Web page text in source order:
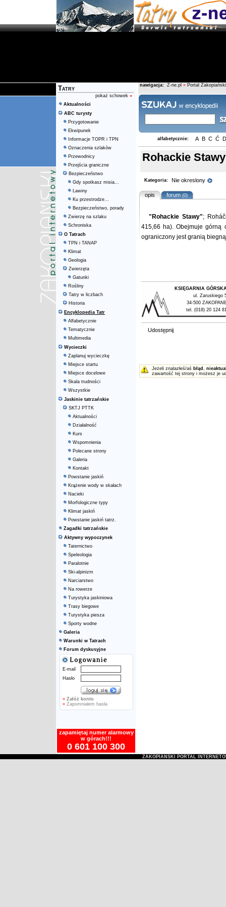
Tatry
pokaż schowek »
Aktualności
ABC turysty
Przygotowanie
Ekwipunek
Informacje TOPR i TPN
Oznaczenia szlaków
Przewodnicy
Przejścia graniczne
Bezpieczeństwo
Gdy spotkasz misia...
Lawiny
Ku przestrodze...
Bezpieczeństwo, porady
Zwierzę na szlaku
Schroniska
O Tatrach
TPN i TANAP
Klimat
Geologia
Zwierzęta
Gatunki
Rośliny
Tatry w liczbach
Historia
Encyklopedia Tatr
Alfabetycznie
Tematycznie
Multimedia
Wycieczki
Zaplanuj wycieczkę
Miejsce startu
Miejsce docelowe
Skala trudności
Wszystkie
Jaskinie tatrzańskie
SKTJ PTTK
Aktualności
Działalność
Kurs
Wspomnienia
Polecane strony
Galeria
Kontakt
Powstanie jaskiń
Krążenie wody w skałach
Nacieki
Morfologiczne typy
Klimat jaskiń
Powstanie jaskiń tatrz.
Zagadki tatrzańskie
Aktywny wypoczynek
Taternictwo
Speleologia
Paralotnie
Ski-alpinizm
Narciarstwo
Na rowerze
Turystyka jaskiniowa
Trasy biegowe
Turystyka piesza
Sporty wodne
Galeria
Warunki w Tatrach
Forum dyskusyjne
E-mail
Hasło
» Załóż konto
»Zapomniałem hasła
zapamiętaj numer alarmowy
w górach!!!
0 601 100 300
nawigacja: Z-ne.pl » Portal Zakopiański
alfabetycznie: A B C Ć D
Rohackie Stawy
Kategoria: Nie okreslony
opis forum(0)
"Rohackie Stawy";
415,66 ha). Obejmuje górną
ograniczony jest granią
KSIĘGARNIA
ul. Zaruskiego
34-500
tel. (018) 20 124
Udostępnij
Jeżeli znalazłeś/aś błąd ,
zawartość tej strony i możesz je
ZAKOPIAŃSKI PORTAL